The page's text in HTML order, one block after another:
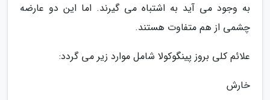
به وجود می آید به اشتباه می گیرند. اما این دو عارضه
چشمی از هم متفاوت هستند.
علائم کلی بروز پینگوکولا شامل موارد زیر می گردد:
خارش